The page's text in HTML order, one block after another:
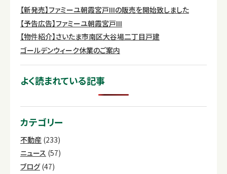
【新発売】ファミーユ朝霞宮戸IIIの販売を開始致しました
【予告広告】ファミーユ朝霞宮戸III
【物件紹介】さいたま市南区大谷場二丁目戸建
ゴールデンウィーク休業のご案内
よく読まれている記事
カテゴリー
不動産 (233)
ニュース (57)
ブログ(47)